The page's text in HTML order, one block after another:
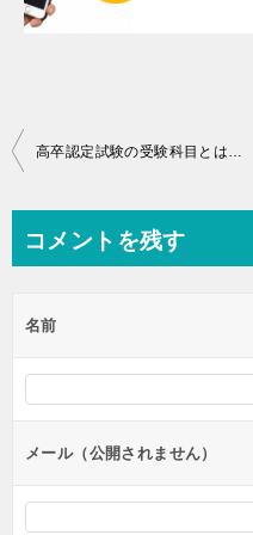
投
ビ
ー
シ
ン
高卒認定試験の受験科目とは？地理歴史のAB・免除科目の確認方法
コメントを残す
名前
メール（公開されません）